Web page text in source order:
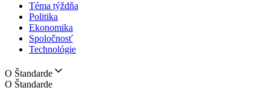
Téma týždňa
Politika
Ekonomika
Spoločnosť
Technológie
O Štandarde
O Štandarde